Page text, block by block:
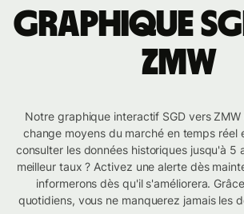
Graphique
ZMW
Notre graphique interactif SGD vers
change moyens du marché en temps réel
consulter les données historiques jusqu'à 5
meilleur taux ? Activez une alerte dès
informerons dès qu'il s'améliorera.
quotidiens, vous ne manquerez jamais les